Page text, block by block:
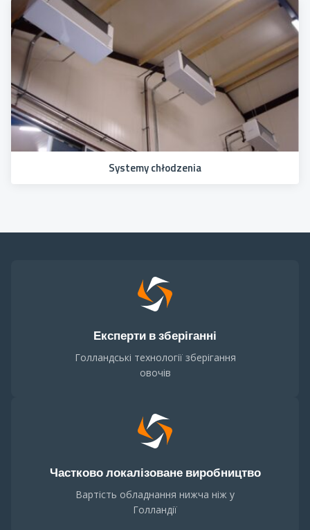
Systemy chłodzenia
Експерти в зберіганні
Голландські технології зберігання
овочів
Частково локалізоване виробництво
Вартість обладнання нижча ніж у
Голландії